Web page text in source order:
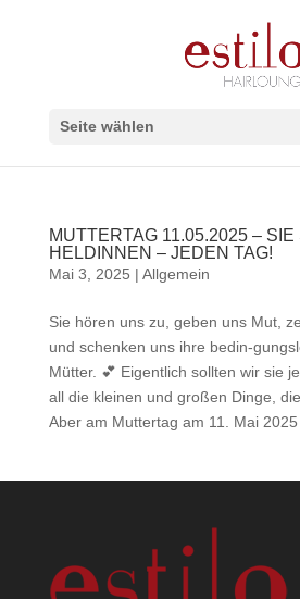
Seite wählen
MUTTERTAG 11.05.2025 –
HELDINNEN – JEDEN TAG!
Mai 3, 2025 | Allgemein
Sie hören uns zu, geben uns Mut,
und schenken uns ihre bedin-
Mütter. 💕 Eigentlich sollten wir sie
all die kleinen und großen Dinge,
Aber am Muttertag am 11. Mai 2025